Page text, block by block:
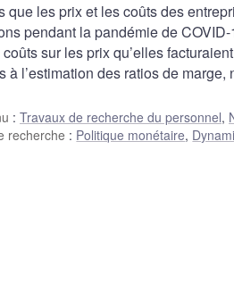
que les prix et les coûts des
pendant la pandémie de
sur les prix qu’elles
à l’estimation des ratios de
: Travaux de recherche du personnel,
recherche : Politique monétaire,